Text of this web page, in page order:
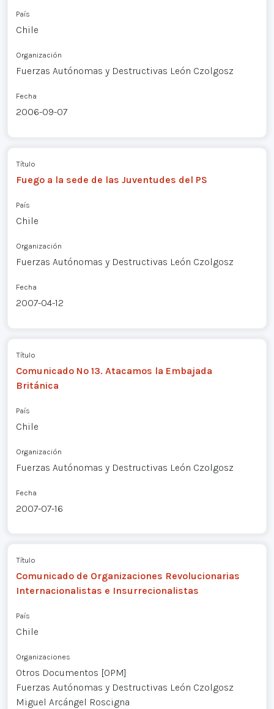
País
Chile
Organización
Fuerzas Autónomas y Destructivas León Czolgosz
Fecha
2006-09-07
Título
Fuego a la sede de las Juventudes del PS
País
Chile
Organización
Fuerzas Autónomas y Destructivas León Czolgosz
Fecha
2007-04-12
Título
Comunicado Nº 13. Atacamos la Embajada
Británica
País
Chile
Organización
Fuerzas Autónomas y Destructivas León Czolgosz
Fecha
2007-07-16
Título
Comunicado de Organizaciones Revolucionarias
Internacionalistas e Insurrecionalistas
País
Chile
Organizaciones
Otros Documentos [OPM]
Fuerzas Autónomas y Destructivas León Czolgosz
Miguel Arcángel Roscigna